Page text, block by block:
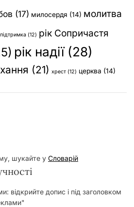
(17) милосердя (14) молитва
підтримка (12) рік Сопричастя
рік надії(28)
(21) хрест (12) церква (14)
шукайте у Словарій
відкрийте допис і під заголовком